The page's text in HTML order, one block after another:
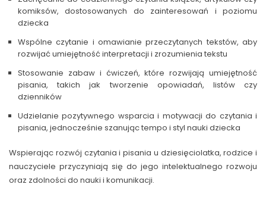
komiksów, dostosowanych do zainteresowań i poziomu
dziecka
Wspólne czytanie i omawianie przeczytanych tekstów, aby
rozwijać umiejętność interpretacji i zrozumienia tekstu
Stosowanie zabaw i ćwiczeń, które rozwijają umiejętność
pisania, takich jak tworzenie opowiadań, listów czy
dzienników
Udzielanie pozytywnego wsparcia i motywacji do czytania i
pisania, jednocześnie szanując tempo i styl nauki dziecka
Wspierając rozwój czytania i pisania u dziesięciolatka, rodzice i
nauczyciele przyczyniają się do jego intelektualnego rozwoju
oraz zdolności do nauki i komunikacji.